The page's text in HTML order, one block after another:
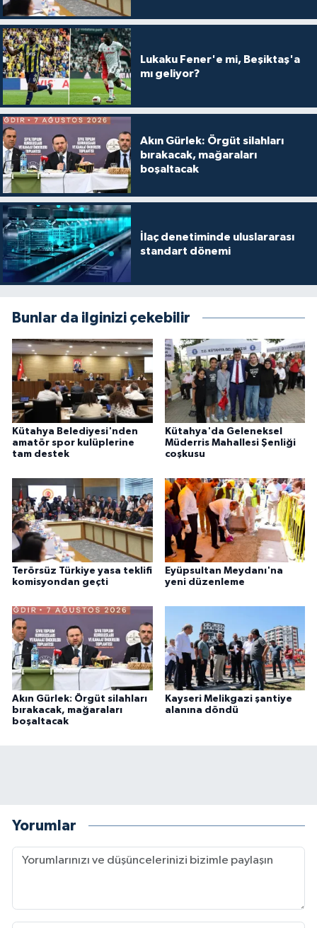
Lukaku Fener'e mi, Beşiktaş'a
mı geliyor?
Akın Gürlek: Örgüt silahları
bırakacak, mağaraları
boşaltacak
İlaç denetiminde uluslararası
standart dönemi
Bunlar da ilginizi çekebilir
Kütahya Belediyesi'nden
amatör spor kulüplerine
tam destek
Kütahya'da Geleneksel
Müderris Mahallesi Şenliği
coşkusu
Terörsüz Türkiye yasa teklifi
komisyondan geçti
Eyüpsultan Meydanı'na
yeni düzenleme
Akın Gürlek: Örgüt silahları
bırakacak, mağaraları
boşaltacak
Kayseri Melikgazi şantiye
alanına döndü
Yorumlar